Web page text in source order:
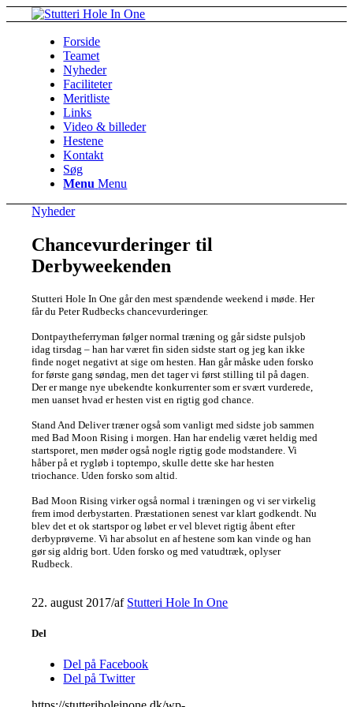
Forside
Teamet
Nyheder
Faciliteter
Meritliste
Links
Video & billeder
Hestene
Kontakt
Søg
Menu Menu
Nyheder
Chancevurderinger til
Derbyweekenden
Stutteri Hole In One går den mest spændende weekend i møde. Her
får du Peter Rudbecks chancevurderinger.
Dontpaytheferryman følger normal træning og går sidste pulsjob
idag tirsdag – han har været fin siden sidste start og jeg kan ikke
finde noget negativt at sige om hesten. Han går måske uden forsko
for første gang søndag, men det tager vi først stilling til på dagen.
Der er mange nye ubekendte konkurrenter som er svært vurderede,
men uanset hvad er hesten vist en rigtig god chance.
Stand And Deliver træner også som vanligt med sidste job sammen
med Bad Moon Rising i morgen. Han har endelig været heldig med
startsporet, men møder også nogle rigtig gode modstandere. Vi
håber på et rygløb i toptempo, skulle dette ske har hesten
triochance. Uden forsko som altid.
Bad Moon Rising virker også normal i træningen og vi ser virkelig
frem imod derbystarten. Præstationen senest var klart godkendt. Nu
blev det et ok startspor og løbet er vel blevet rigtig åbent efter
derbyprøverne. Vi har absolut en af hestene som kan vinde og han
gør sig aldrig bort. Uden forsko og med vatudtræk, oplyser
Rudbeck.
22. august 2017/af Stutteri Hole In One
Del
Del på Facebook
Del på Twitter